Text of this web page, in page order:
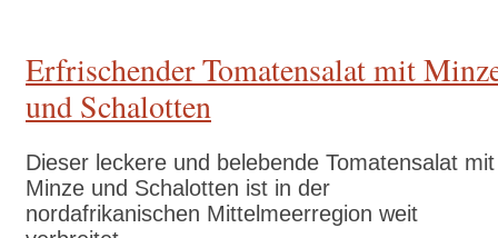
Erfrischender Tomatensalat mit
und Schalotten
Dieser leckere und belebende Tomatensalat mit
Minze und Schalotten ist in der
nordafrikanischen Mittelmeerregion weit